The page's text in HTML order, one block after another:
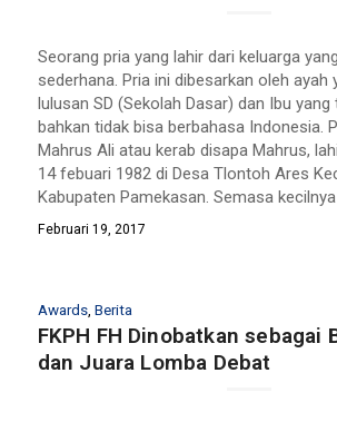
Seorang pria yang lahir dari keluarga
sederhana. Pria ini dibesarkan oleh ayah
lulusan SD (Sekolah Dasar) dan Ibu yang
bahkan tidak bisa berbahasa Indonesia.
Mahrus Ali atau kerab disapa Mahrus,
14 febuari 1982 di Desa Tlontoh Ares
Kabupaten Pamekasan. Semasa
Februari 19, 2017
Awards, Berita
FKPH FH Dinobatkan sebagai
dan Juara Lomba Debat